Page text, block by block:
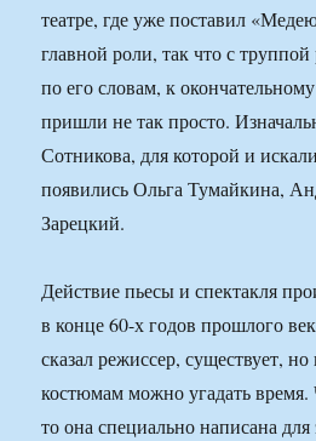
театре, где уже поставил
главной роли, так что с
по его словам, к
пришли не так просто.
Сотникова, для которой и
появились Ольга Тумайкина,
Зарецкий.
Действие пьесы и спектакля
в конце 60-х годов прошлого
сказал режиссер, существует,
костюмам можно угадать время.
то она специально написана для